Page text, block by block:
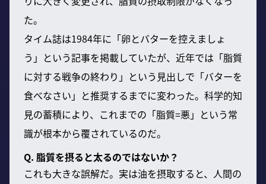
た。
タイム誌は1984年に「卵とバターを控えましょ
う」という記事を掲載していたが、近年では「脂質
に対する戦争の終わり」という見出しで「バターを
食べなさい」と推奨するまでに変わった。科学的知
見の蓄積により、これまでの「脂質=悪」という常
識が根本から覆されているのだ。
Q. 脂質を摂ると太るのではないか？
これも大きな誤解だ。実は油を摂取すると、人間の